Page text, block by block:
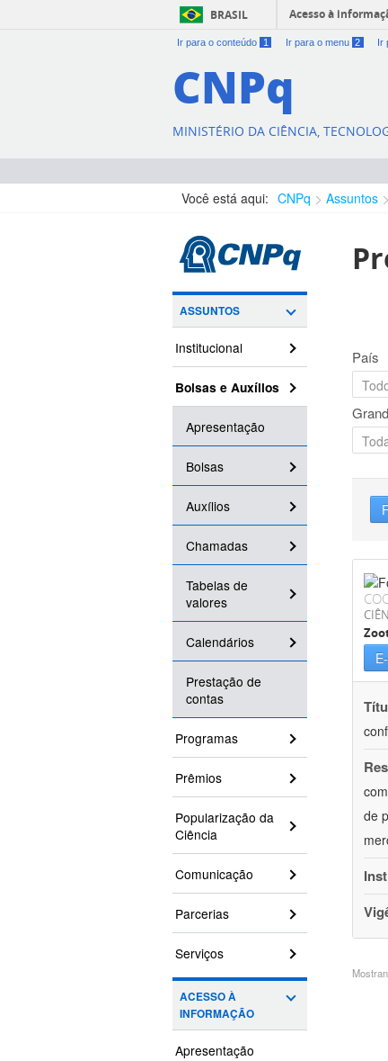
BRASIL Acesso à
Ir para o conteúdo 1 Ir para o menu 2 Ir
CNPq
MINISTÉRIO DA CIÊNCIA,
Você está aqui: CNPq Assuntos
ASSUNTOS
Institucional
Bolsas e Auxílios
Apresentação
Bolsas
Auxílios
Chamadas
Tabelas de
valores
Calendários
Prestação de
contas
Programas
Prêmios
Popularização da
Ciência
Comunicação
Parcerias
Serviços
ACESSO À
INFORMAÇÃO
Apresentação
País
de